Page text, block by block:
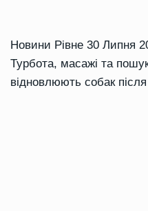
Новини Рівне 30 Липня
Турбота, масажі та
відновлюють собак